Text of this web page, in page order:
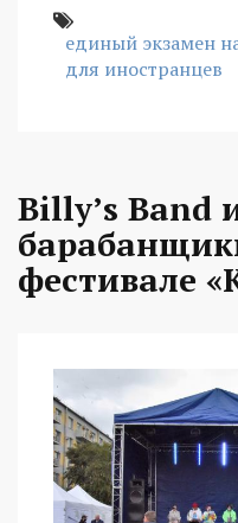
единый экзамен
для иностранцев
Billy’s Band
фестивале